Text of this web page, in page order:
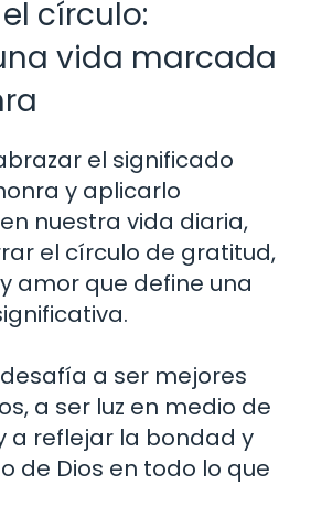
círculo:
vida marcada
el significado
y aplicarlo
nuestra vida diaria,
el círculo de gratitud,
amor que define una
a ser mejores
a ser luz en medio de
a reflejar la bondad y
de Dios en todo lo que